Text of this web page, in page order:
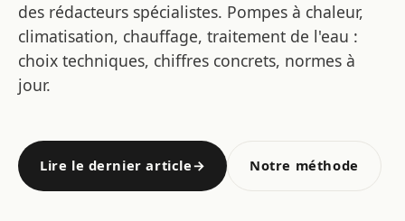
des rédacteurs spécialistes. Pompes à chaleur,
climatisation, chauffage, traitement de l'eau :
choix techniques, chiffres concrets, normes à
jour.
Lire le dernier article→ Notre méthode